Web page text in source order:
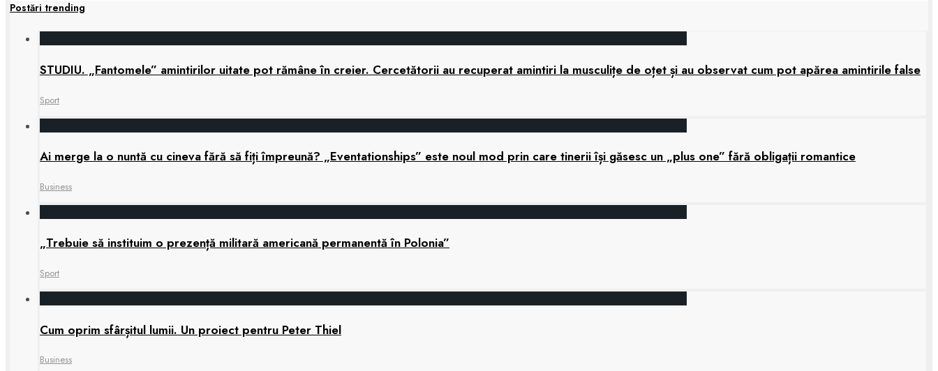
Postări trending
STUDIU. „Fantomele” amintirilor uitate pot rămâne în creier. Cercetătorii au recuperat amintiri la musculițe de oțet și au observat cum pot apărea amintirile false
Sport
Ai merge la o nuntă cu cineva fără să fiți împreună? „Eventationships” este noul mod prin care tinerii își găsesc un „plus one” fără obligații romantice
Business
„Trebuie să instituim o prezență militară americană permanentă în Polonia”
Sport
Cum oprim sfârșitul lumii. Un proiect pentru Peter Thiel
Business